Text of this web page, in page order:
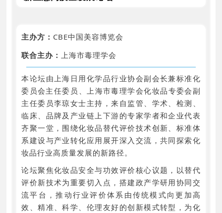
主办方： CBE中国美容博览会
联合主办：上海市毒理学会
本论坛由上海日用化学品行业协会副会长兼标准化
委员会主任委员‌、上海市毒理学会化妆品专委会副
主任委员李琼女士主持，来自监管、学术、检测、
临床、品牌及产业链上下游的专家学者和企业代表
齐聚一堂，围绕化妆品替代评价技术创新、标准体
系建设与产业转化应用展开深入交流，共同探索化
妆品行业高质量发展的新路径。
论坛聚焦化妆品安全与功效评价核心议题，以替代
评价新技术为重要切入点，搭建政产学研用协同交
流平台，推动行业评价体系由传统模式向更加高
效、精准、科学、伦理友好的创新模式转型，为化